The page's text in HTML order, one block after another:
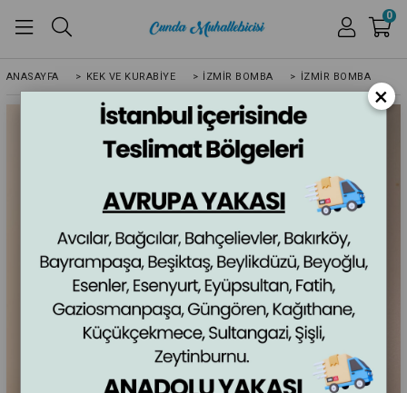
0
ANASAYFA > KEK VE KURABİYE > İZMIR BOMBA > İZMIR BOMBA
×